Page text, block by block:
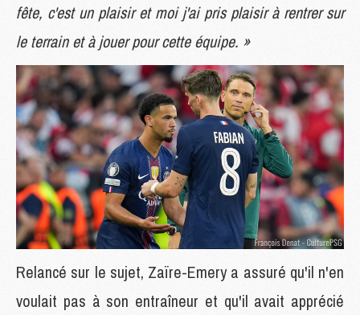
fête, c'est un plaisir et moi j'ai pris plaisir à rentrer sur
le terrain et à jouer pour cette équipe. »
Relancé sur le sujet, Zaïre-Emery a assuré qu'il n'en
voulait pas à son entraîneur et qu'il avait apprécié